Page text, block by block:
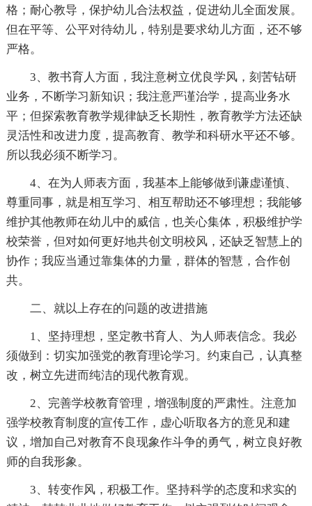
格；耐心教导，保护幼儿合法权益，促进幼儿全面发展。
但在平等、公平对待幼儿，特别是要求幼儿方面，还不够
严格。
3、教书育人方面，我注意树立优良学风，刻苦钻研
业务，不断学习新知识；我注意严谨治学，提高业务水
平；但探索教育教学规律缺乏长期性，教育教学方法还缺
灵活性和改进力度，提高教育、教学和科研水平还不够。
所以我必须不断学习。
4、在为人师表方面，我基本上能够做到谦虚谨慎、
尊重同事，就是相互学习、相互帮助还不够理想；我能够
维护其他教师在幼儿中的威信，也关心集体，积极维护学
校荣誉，但对如何更好地共创文明校风，还缺乏智慧上的
协作；我应当通过靠集体的力量，群体的智慧，合作创
共。
二、就以上存在的问题的改进措施
1、坚持理想，坚定教书育人、为人师表信念。我必
须做到：切实加强党的教育理论学习。约束自己，认真整
改，树立先进而纯洁的现代教育观。
2、完善学校教育管理，增强制度的严肃性。注意加
强学校教育制度的宣传工作，虚心听取各方的意见和建
议，增加自己对教育不良现象作斗争的勇气，树立良好教
师的自我形象。
3、转变作风，积极工作。坚持科学的态度和求实的